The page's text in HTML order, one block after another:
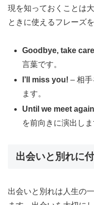
現を知っておくことは
ときに使えるフレーズ
Goodbye, take
言葉です。
I’ll miss you! – 相
ます。
Until we meet
を前向きに演出しま
出会いと別れに
出会いと別れは人生の